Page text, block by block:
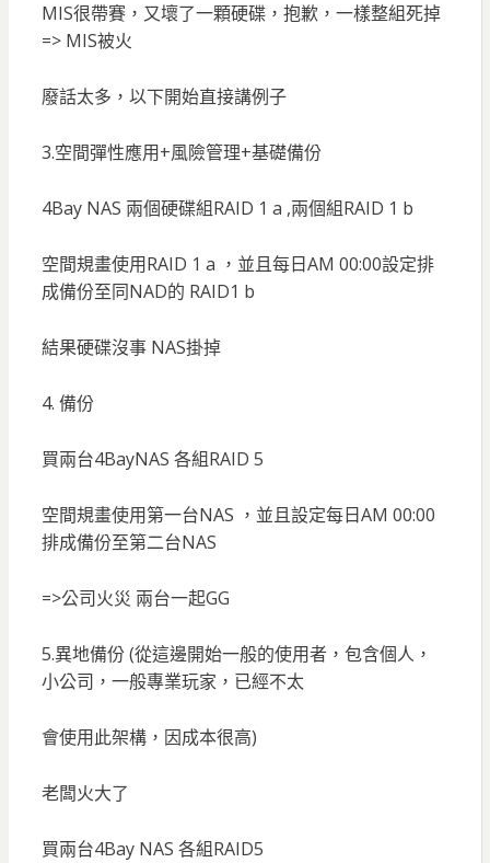
MIS很帶賽，又壞了一顆硬碟，抱歉，一樣整組死掉
=> MIS被火
廢話太多，以下開始直接講例子
3.空間彈性應用+風險管理+基礎備份
4Bay NAS 兩個硬碟組RAID 1 a ,兩個組RAID 1 b
空間規畫使用RAID 1 a ，並且每日AM 00:00設定排
成備份至同NAD的 RAID1 b
結果硬碟沒事 NAS掛掉
4. 備份
買兩台4BayNAS 各組RAID 5
空間規畫使用第一台NAS ，並且設定每日AM 00:00
排成備份至第二台NAS
=>公司火災 兩台一起GG
5.異地備份 (從這邊開始一般的使用者，包含個人，
小公司，一般專業玩家，已經不太
會使用此架構，因成本很高)
老闆火大了
買兩台4Bay NAS 各組RAID5